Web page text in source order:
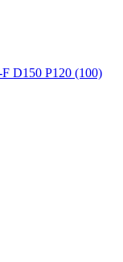
D150 P120 (100)